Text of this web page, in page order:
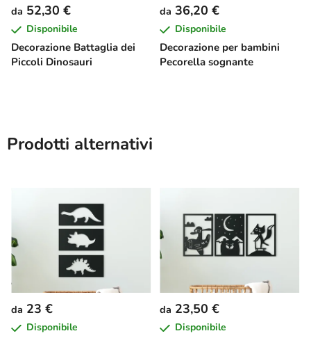
Decorazione Battaglia dei
Piccoli Dinosauri
da 52,30 €
Disponibile
Decorazione per bambini
Pecorella sognante
da 36,20 €
Disponibile
Prodotti alternativi
da 23 €
Disponibile
da 23,50 €
Disponibile